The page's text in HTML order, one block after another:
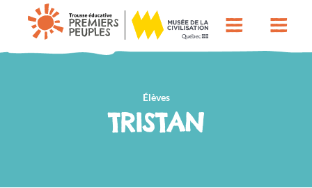
Élèves
TRISTAN